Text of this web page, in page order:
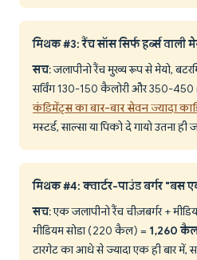
मिथक #3: रैंच सॉस सिर्फ हर्ब्स वाली
सच: जलापीनो रैंच मुख्य रूप से मेयो,
सर्विंग 130-150 कैलोरी और 350-450
कंडिमेंट्स का बार-बार सेवन ज्यादा
मस्टर्ड, साल्सा या पिको दे गायो उतना
मिथक #4: क्वार्टर-पाउंड बर्गर "बस
सच: एक जलापीनो रैंच चीज़बर्गर +
मीडियम सोडा (220 कैल) = 1,260
टारगेट का आधे से ज्यादा एक ही बार में,